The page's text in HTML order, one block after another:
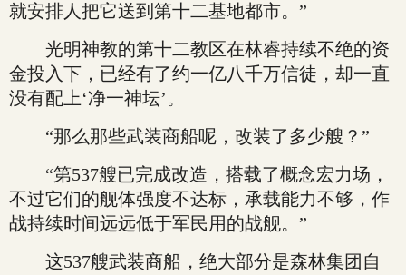
就安排人把它送到第十二基地都市。”
光明神教的第十二教区在林睿持续不绝的资
金投入下，已经有了约一亿八千万信徒，却一直
没有配上‘净一神坛’。
“那么那些武装商船呢，改装了多少艘？”
“第537艘已完成改造，搭载了概念宏力场，
不过它们的舰体强度不达标，承载能力不够，作
战持续时间远远低于军民用的战舰。”
这537艘武装商船，绝大部分是森林集团自